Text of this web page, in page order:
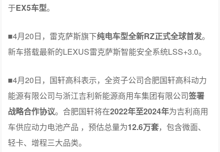
于EX5车型。
■4月20日，雷克萨斯旗下纯电车型全新RZ正式全球首发。
新车搭载最新的LEXUS雷克萨斯智能安全系统LSS+3.0。
■4月20日，国轩高科表示，全资子公司合肥国轩高科动力
能源有限公司与浙江吉利新能源商用车集团有限公司签署
战略合作协议。合肥国轩将在2022年至2024年为吉利商用
车供应动力电池产品 ，预估总量为12.6万套，包含微面、
轻卡、增程三大品类。